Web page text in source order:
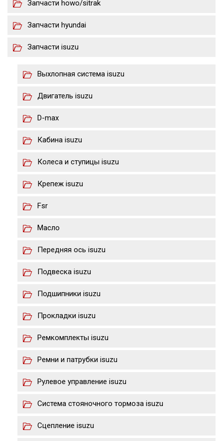
Запчасти howo/sitrak
Запчасти hyundai
Запчасти isuzu
Выхлопная система isuzu
Двигатель isuzu
D-max
Кабина isuzu
Колеса и ступицы isuzu
Крепеж isuzu
Fsr
Масло
Передняя ось isuzu
Подвеска isuzu
Подшипники isuzu
Прокладки isuzu
Ремкомплекты isuzu
Ремни и патрубки isuzu
Рулевое управление isuzu
Система стояночного тормоза isuzu
Сцепление isuzu